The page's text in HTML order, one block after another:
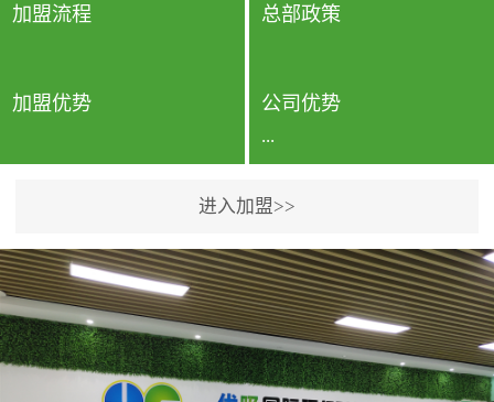
的、空气...
检测...
加盟流程 总部政策
加盟优势 公司优势
...
专利保护优势、双甲资质
企业（“室内环境净化治理
甲级施工资质”“室内环境
污染治理资质等级证
书”）、拥有多名高级《环
进入加盟>>